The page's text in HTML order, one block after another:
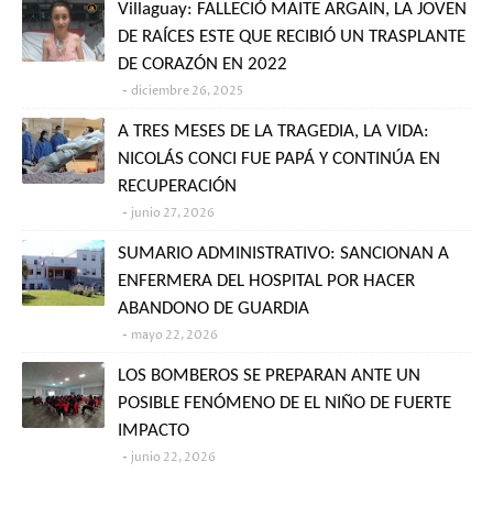
Villaguay: FALLECIÓ MAITE ARGAIN, LA JOVEN
DE RAÍCES ESTE QUE RECIBIÓ UN TRASPLANTE
DE CORAZÓN EN 2022
diciembre 26, 2025
A TRES MESES DE LA TRAGEDIA, LA VIDA:
NICOLÁS CONCI FUE PAPÁ Y CONTINÚA EN
RECUPERACIÓN
junio 27, 2026
SUMARIO ADMINISTRATIVO: SANCIONAN A
ENFERMERA DEL HOSPITAL POR HACER
ABANDONO DE GUARDIA
mayo 22, 2026
LOS BOMBEROS SE PREPARAN ANTE UN
POSIBLE FENÓMENO DE EL NIÑO DE FUERTE
IMPACTO
junio 22, 2026